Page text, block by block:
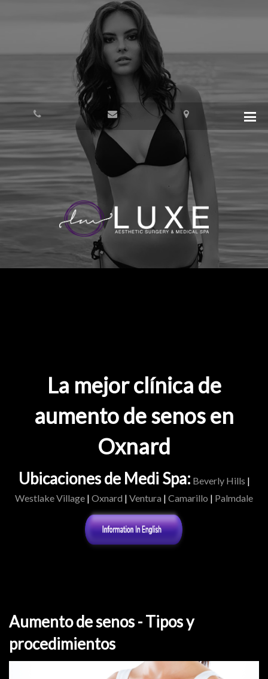
La mejor clínica de
aumento de senos en
Oxnard
Ubicaciones de Medi Spa: Beverly Hills |
Westlake Village | Oxnard | Ventura | Camarillo | Palmdale
Aumento de senos - Tipos y
procedimientos